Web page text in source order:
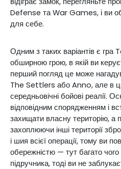
Defense та War Games, і ви
для себе.
Одним з таких варіантів є
обширною грою, в якій ви
перший погляд це може
The Settlers або Anno, але в
середньовічні бойові реалії.
відповідним спорядженням і
захищати власну територію, а
захоплюючи інші території
і шия всієї операції, тому ви
обережністю — тут багато
підручника, тоді ви не